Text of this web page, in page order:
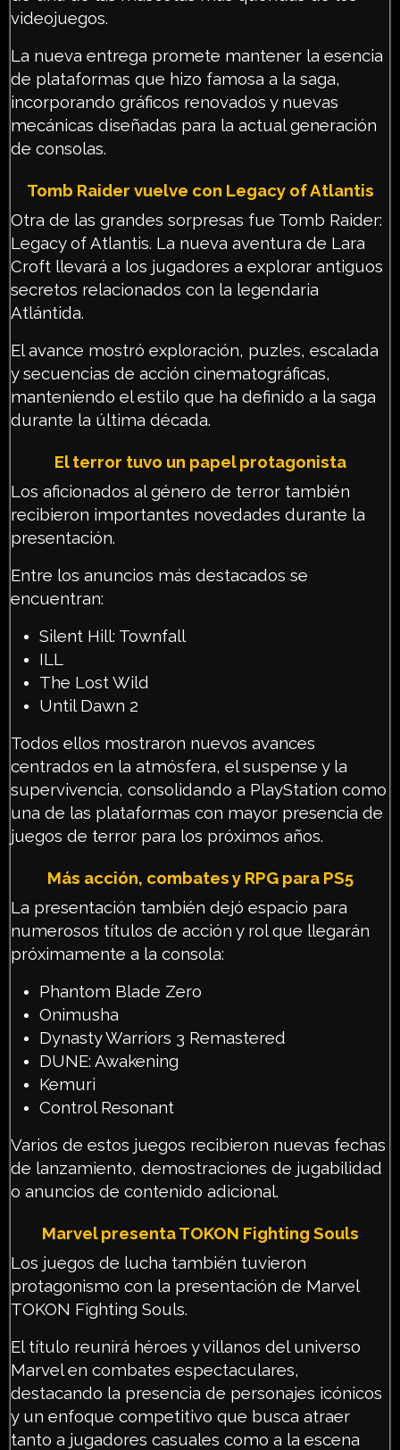
videojuegos.
La nueva entrega promete mantener la esencia
de plataformas que hizo famosa a la saga,
incorporando gráficos renovados y nuevas
mecánicas diseñadas para la actual generación
de consolas.
Tomb Raider vuelve con Legacy of Atlantis
Otra de las grandes sorpresas fue Tomb Raider:
Legacy of Atlantis. La nueva aventura de Lara
Croft llevará a los jugadores a explorar antiguos
secretos relacionados con la legendaria
Atlántida.
El avance mostró exploración, puzles, escalada
y secuencias de acción cinematográficas,
manteniendo el estilo que ha definido a la saga
durante la última década.
El terror tuvo un papel protagonista
Los aficionados al género de terror también
recibieron importantes novedades durante la
presentación.
Entre los anuncios más destacados se
encuentran:
Silent Hill: Townfall
ILL
The Lost Wild
Until Dawn 2
Todos ellos mostraron nuevos avances
centrados en la atmósfera, el suspense y la
supervivencia, consolidando a PlayStation como
una de las plataformas con mayor presencia de
juegos de terror para los próximos años.
Más acción, combates y RPG para PS5
La presentación también dejó espacio para
numerosos títulos de acción y rol que llegarán
próximamente a la consola:
Phantom Blade Zero
Onimusha
Dynasty Warriors 3 Remastered
DUNE: Awakening
Kemuri
Control Resonant
Varios de estos juegos recibieron nuevas fechas
de lanzamiento, demostraciones de jugabilidad
o anuncios de contenido adicional.
Marvel presenta TOKON Fighting Souls
Los juegos de lucha también tuvieron
protagonismo con la presentación de Marvel
TOKON Fighting Souls.
El título reunirá héroes y villanos del universo
Marvel en combates espectaculares,
destacando la presencia de personajes icónicos
y un enfoque competitivo que busca atraer
tanto a jugadores casuales como a la escena